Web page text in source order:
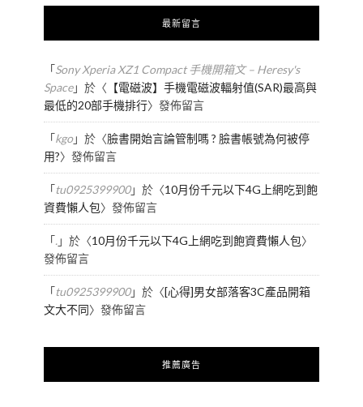
最新留言
「Sony Xperia XZ1 Compact 手機開箱文 – Heresy's
Space」於〈 【電磁波】手機電磁波輻射值(SAR)最高與
最低的20部手機排行〉發佈留言
「kgo」於〈臉書開始言論管制嗎 ? 臉書帳號為何被停
用?〉發佈留言
「tu0925399900」於〈10月份千元以下4G上網吃到飽
資費懶人包〉發佈留言
「.」於〈10月份千元以下4G上網吃到飽資費懶人包〉
發佈留言
「tu0925399900」於〈[心得]男女部落客3C產品開箱
文大不同〉發佈留言
推薦廣告